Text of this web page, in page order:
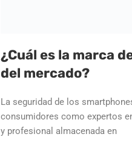
¿Cuál es la marca
del mercado?
La seguridad de los
consumidores como expertos
y profesional almacenada en